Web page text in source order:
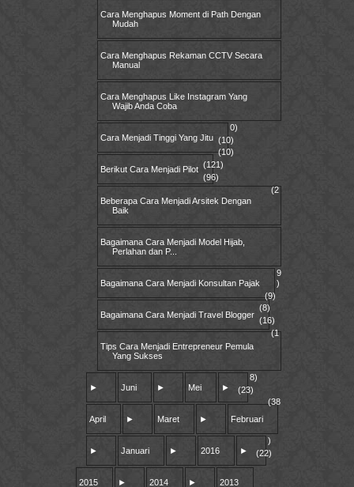
Cara Menghapus Moment di Path Dengan
Mudah
Cara Menghapus Rekaman CCTV Secara
Manual
Cara Menghapus Like Instagram Yang
Wajib Anda Coba
Cara Menjadi Tinggi Yang Jitu
Berikut Cara Menjadi Pilot
Beberapa Cara Menjadi Arsitek Dengan
Baik
Bagaimana Cara Menjadi Model Hijab,
Perlahan dan P...
Bagaimana Cara Menjadi Konsultan Pajak
Bagaimana Cara Menjadi Travel Blogger
Tips Cara Menjadi Entrepreneur Pemula
Yang Sukses
► Juni ► Mei ►
April ► Maret
0)
► Februari
(10)
► Januari
(10)
► 2016
(121)
►
2015
(96)
► 2014
(2
9
)
► 2013
(9)
(8)
(16)
(1
8)
(23)
(38
)
(22)